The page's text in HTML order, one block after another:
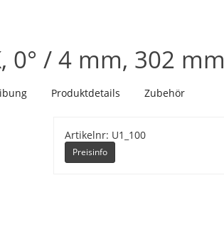
0° / 4 mm, 302 mm
Produktdetails Zubehör
Artikelnr: U1_100
Preisinfo